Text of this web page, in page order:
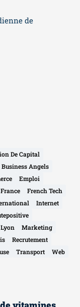
de
De Capital
Business Angels
Emploi
France
French Tech
Internet
Lyon
Marketing
Recrutement
Transport
Web